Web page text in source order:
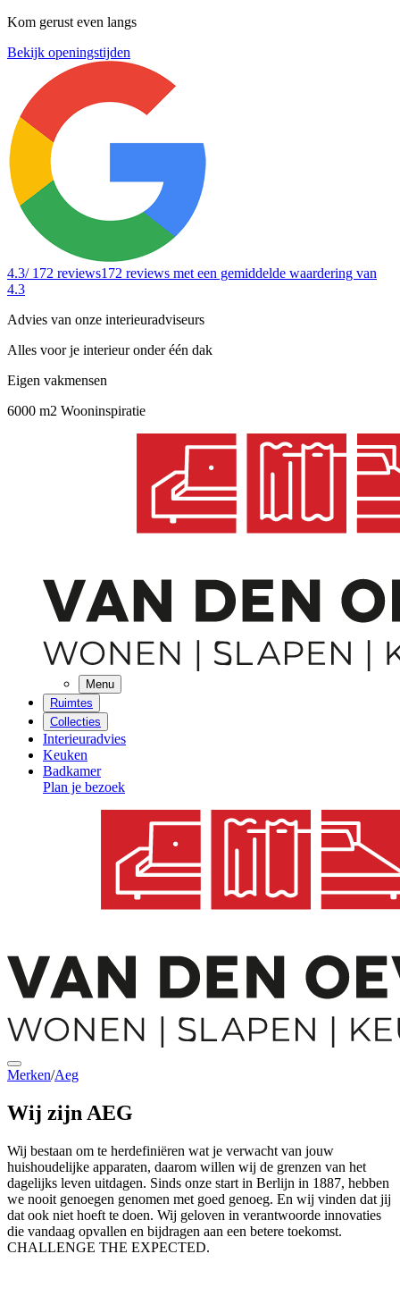
Kom gerust even langs
Bekijk openingstijden
4.3/ 172 reviews172 reviews met een gemiddelde waardering van
4.3
Advies van onze interieuradviseurs
Alles voor je interieur onder één dak
Eigen vakmensen
6000 m2 Wooninspiratie
Menu
Ruimtes
Collecties
Interieuradvies
Keuken
Badkamer
Plan je bezoek
Merken/Aeg
Wij zijn AEG
Wij bestaan om te herdefiniëren wat je verwacht van jouw
huishoudelijke apparaten, daarom willen wij de grenzen van het
dagelijks leven uitdagen. Sinds onze start in Berlijn in 1887, hebben
we nooit genoegen genomen met goed genoeg. En wij vinden dat jij
dat ook niet hoeft te doen. Wij geloven in verantwoorde innovaties
die vandaag opvallen en bijdragen aan een betere toekomst.
CHALLENGE THE EXPECTED.